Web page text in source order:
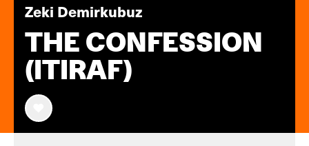
Zeki Demirkubuz
THE CONFESSION
(ITIRAF)